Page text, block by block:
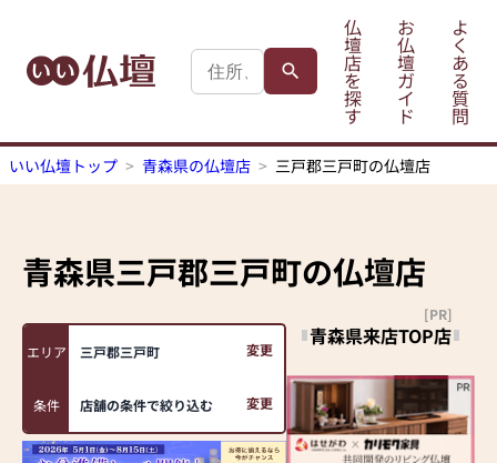
仏
壇
店
を
探
す
お
仏
壇
ガ
イ
ド
よ
く
あ
る
質
問
いい仏壇トップ 青森県の仏壇店 三戸郡三戸町の仏壇店
青森県三戸郡三戸町の仏壇店
エリア 三戸郡三戸町 変更
条件 店舗の条件で絞り込む 変更
青森県来店TOP店
[PR]